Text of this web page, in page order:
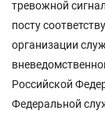
тревожной
посту
организации
Российской
Федеральной